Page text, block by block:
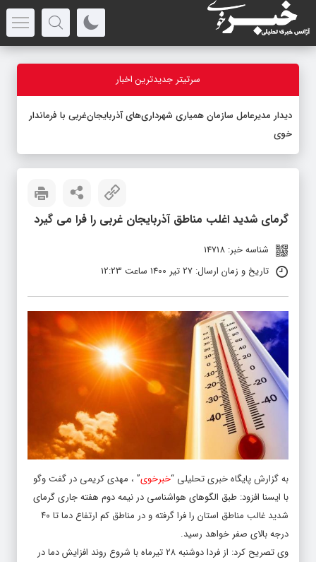
سرتیتر جدیدترین اخبار
دیدار مدیرعامل سازمان همیاری شهرداری‌های آذربایجان‌غربی با فرماندار
خوی
گرمای شدید اغلب مناطق آذربایجان غربی را فرا می گیرد
شناسه خبر: 14718
تاریخ و زمان ارسال: 27 تیر 1400 ساعت 12:23
به گزارش پایگاه خبری تحلیلی “خبرخوی” ، مهدی کریمی در گفت وگو
با ایسنا افزود: طبق الگوهای هواشناسی در نیمه دوم هفته جاری گرمای
شدید غالب مناطق استان را فرا گرفته و در مناطق کم ارتفاع دما تا ۴۰
درجه بالای صفر خواهد رسید.
وی تصریح کرد: از فردا دوشنبه ۲۸ تیرماه با شروع روند افزایش دما در